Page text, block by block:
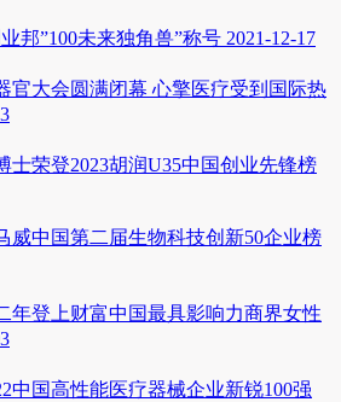
邦”100未来独角兽”称号 2021-12-17
官大会圆满闭幕 心擎医疗受到国际热
士荣登2023胡润U35中国创业先锋榜
威中国第二届生物科技创新50企业榜
年登上财富中国最具影响力商界女性
中国高性能医疗器械企业新锐100强